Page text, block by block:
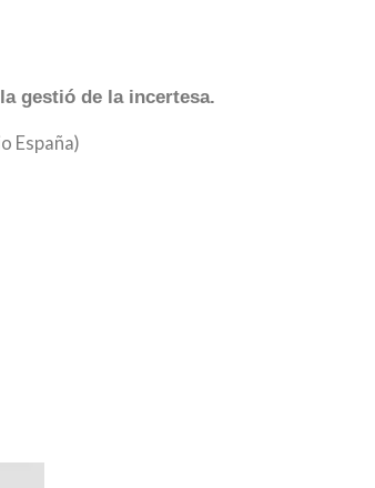
gestió de la incertesa.
España)